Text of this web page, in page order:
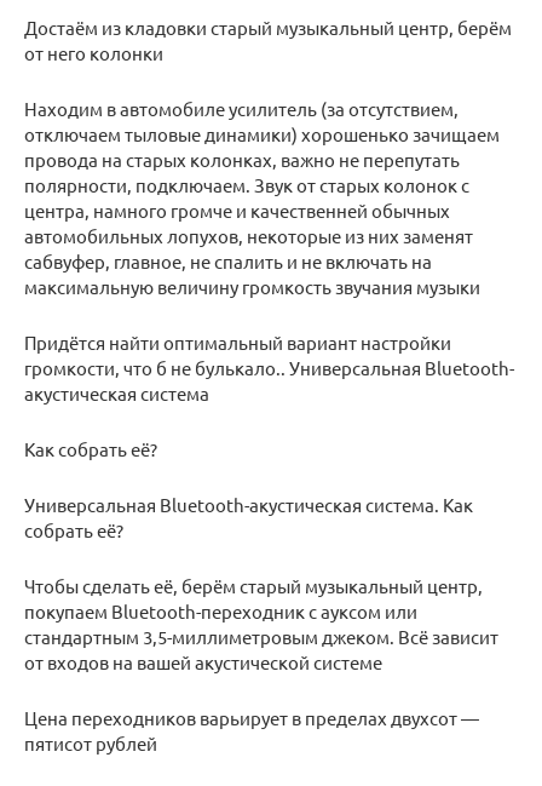
Достаём из кладовки старый музыкальный центр, берём
от него колонки
Находим в автомобиле усилитель (за отсутствием,
отключаем тыловые динамики) хорошенько зачищаем
провода на старых колонках, важно не перепутать
полярности, подключаем. Звук от старых колонок с
центра, намного громче и качественней обычных
автомобильных лопухов, некоторые из них заменят
сабвуфер, главное, не спалить и не включать на
максимальную величину громкость звучания музыки
Придётся найти оптимальный вариант настройки
громкости, что б не булькало.. Универсальная Bluetooth-
акустическая система
Как собрать её?
Универсальная Bluetooth-акустическая система. Как
собрать её?
Чтобы сделать её, берём старый музыкальный центр,
покупаем Bluetooth-переходник с ауксом или
стандартным 3,5-миллиметровым джеком. Всё зависит
от входов на вашей акустической системе
Цена переходников варьирует в пределах двухсот —
пятисот рублей